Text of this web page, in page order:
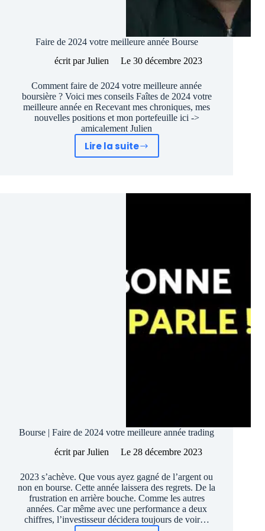
Faire de 2024 votre meilleure année Bourse
écrit par Julien Le 30 décembre 2023
Comment faire de 2024 votre meilleure année
boursière ? Voici mes conseils Faîtes de 2024 votre
meilleure année en Recevant mes chroniques, mes
nouvelles positions et mon portefeuille ici ->
amicalement Julien
Lire la suite
Faire
votre
Bourse | Faire de 2024 votre meilleure année trading
écrit par Julien Le 28 décembre 2023
2023 s’achève. Que vous ayez gagné de l’argent ou
non en bourse. Cette année laissera des regrets. De la
frustration en arrière bouche. Comme les autres
années. Car même avec une performance a deux
chiffres, l’investisseur décidera toujours de voir…